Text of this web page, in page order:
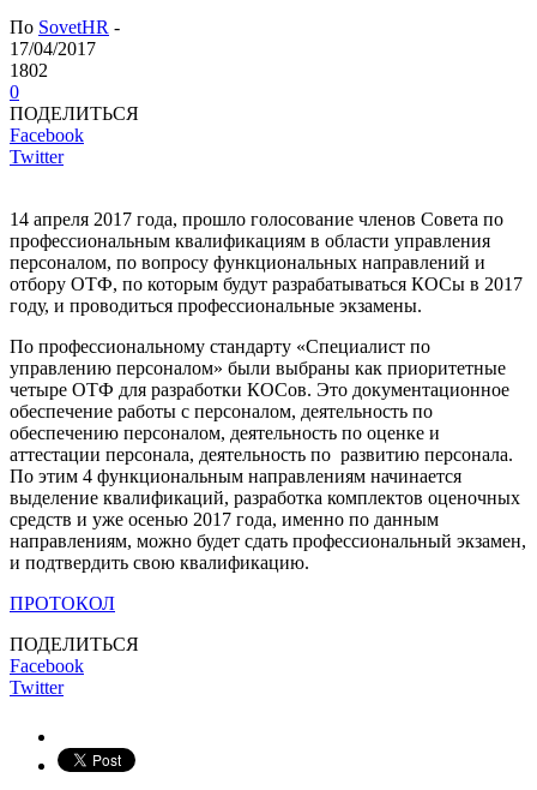
По SovetHR -
17/04/2017
1802
0
ПОДЕЛИТЬСЯ
Facebook
Twitter
14 апреля 2017 года, прошло голосование членов Совета по
профессиональным квалификациям в области управления
персоналом, по вопросу функциональных направлений и
отбору ОТФ, по которым будут разрабатываться КОСы в 2017
году, и проводиться профессиональные экзамены.
По профессиональному стандарту «Специалист по
управлению персоналом» были выбраны как приоритетные
четыре ОТФ для разработки КОСов. Это документационное
обеспечение работы с персоналом, деятельность по
обеспечению персоналом, деятельность по оценке и
аттестации персонала, деятельность по развитию персонала.
По этим 4 функциональным направлениям начинается
выделение квалификаций, разработка комплектов оценочных
средств и уже осенью 2017 года, именно по данным
направлениям, можно будет сдать профессиональный экзамен,
и подтвердить свою квалификацию.
ПРОТОКОЛ
ПОДЕЛИТЬСЯ
Facebook
Twitter